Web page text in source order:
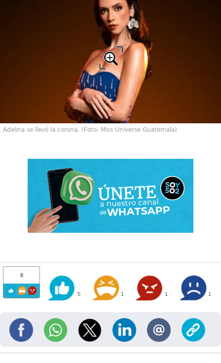
Adelina se llevó la corona. (Foto: Miss Universe Guatemala)
8
5 1 1 1